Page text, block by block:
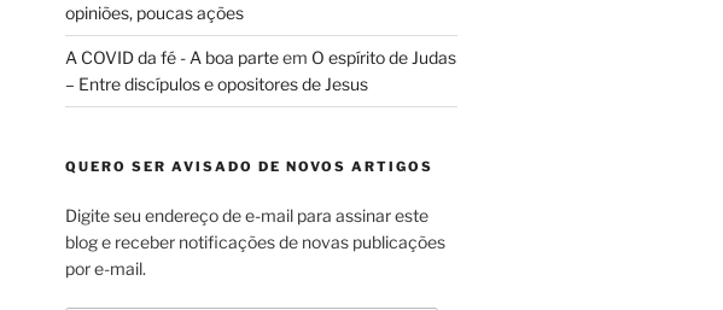
opiniões, poucas ações
A COVID da fé - A boa parteem O espírito de Judas
– Entre discípulos e opositores de Jesus
QUERO SER AVISADO DE NOVOS ARTIGOS
Digite seu endereço de e-mail para assinar este
blog e receber notificações de novas publicações
por e-mail.